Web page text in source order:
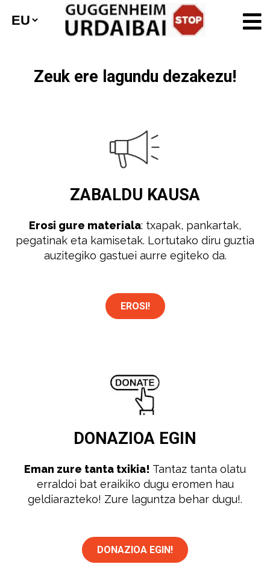
Zeuk ere lagundu dezakezu!
ZABALDU KAUSA
Erosi gure materiala: txapak, pankartak,
pegatinak eta kamisetak. Lortutako diru guztia
auzitegiko gastuei aurre egiteko da.
EROSI!
DONAZIOA EGIN
Eman zure tanta txikia! Tantaz tanta olatu
erraldoi bat eraikiko dugu eromen hau
geldiarazteko! Zure laguntza behar dugu!.
DONAZIOA EGIN!